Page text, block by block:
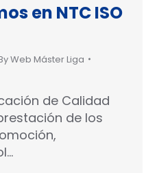
en NTC ISO
Web Máster Liga
de Calidad
de los